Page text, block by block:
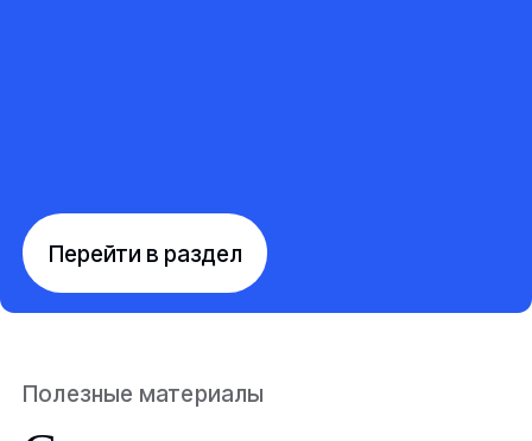
Перейти в раздел
Полезные материалы